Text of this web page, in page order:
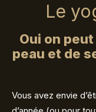
Le
Oui on
peau et de
Vous avez envie